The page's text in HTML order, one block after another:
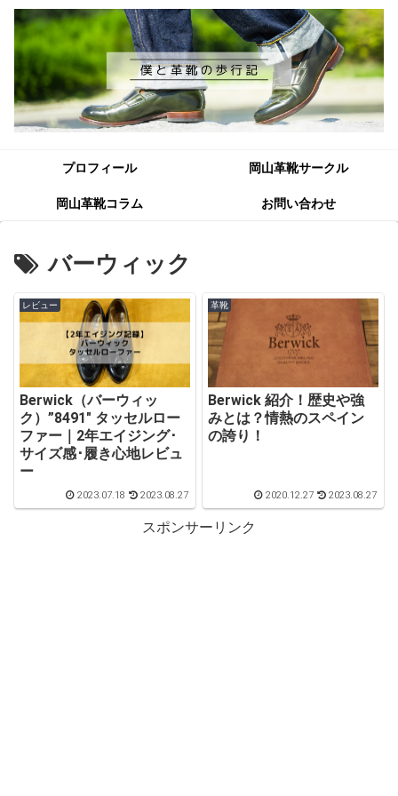
プロフィール 岡山革靴サークル
岡山革靴コラム お問い合わせ
バーウィック
レビュー
Berwick（バーウィッ
ク）”8491″ タッセルロー
ファー｜2年エイジング･
サイズ感･履き心地レビュ
ー
2023.07.18 2023.08.27
革靴
Berwick 紹介！歴史や強
みとは？情熱のスペイン
の誇り！
2020.12.27 2023.08.27
スポンサーリンク